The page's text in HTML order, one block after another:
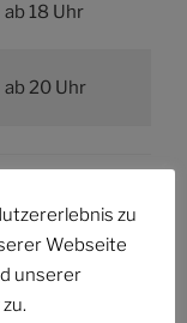
ab 18 Uhr
ab 20 Uhr
zu
Webseite
unserer
zu.